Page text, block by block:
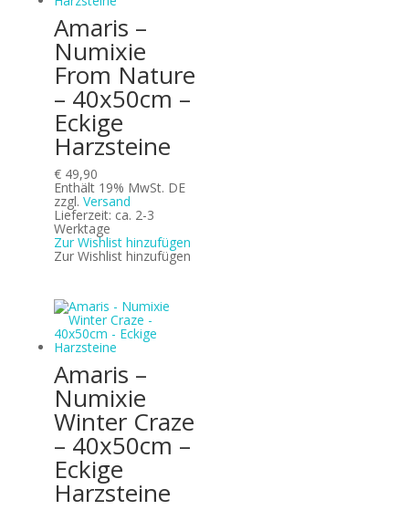
Amaris –
Numixie
From Nature
– 40x50cm –
Eckige
Harzsteine
€49,90
Enthält 19% MwSt. DE
zzgl. Versand
Lieferzeit: ca. 2-3
Werktage
Zur Wishlist hinzufügen
Zur Wishlist hinzufügen
Amaris –
Numixie
Winter Craze
– 40x50cm –
Eckige
Harzsteine